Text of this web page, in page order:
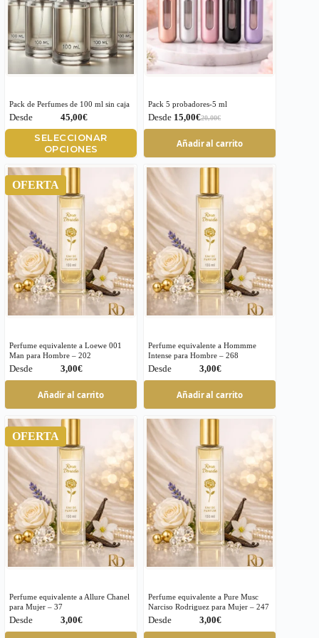
Pack de Perfumes de 100 ml sin caja
€
SELECCIONAR
OPCIONES
Este
tiene
múltiples
variantes.
Las
opciones
se
pueden
elegir
en
la
página
de
producto
Pack 5 probadores-5 ml
€
€
Añadir al carrito
OFERTA
Perfume equivalente a Loewe 001
Man para Hombre – 202
€
Añadir al carrito
Este
producto
tiene
múltiples
variantes.
Las
opciones
se
pueden
elegir
en
la
página
de
producto
Perfume equivalente a Hommme
Intense para Hombre – 268
€
Añadir al carrito
Este
producto
tiene
múltiples
variantes.
Las
opciones
se
pueden
elegir
en
la
página
de
producto
OFERTA
Perfume equivalente a Allure Chanel
para Mujer – 37
€
Perfume equivalente a Pure Musc
Narciso Rodriguez para Mujer – 247
€